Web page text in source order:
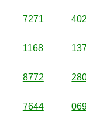
7271
1168
8772
7644